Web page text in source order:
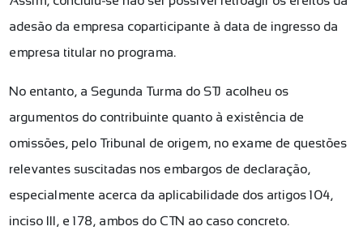
adesão da empresa coparticipante à data de ingresso da
empresa titular no programa.
No entanto, a Segunda Turma do STJ acolheu os
argumentos do contribuinte quanto à existência de
omissões, pelo Tribunal de origem, no exame de questões
relevantes suscitadas nos embargos de declaração,
especialmente acerca da aplicabilidade dos artigos 104,
inciso III, e 178, ambos do CTN ao caso concreto.